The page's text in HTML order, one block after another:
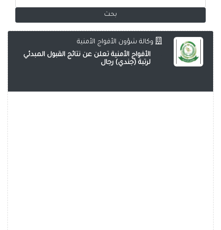
وكالة شؤون الأفواج الأمنية
الأفواج الأمنية تعلن عن نتائج القبول المبدئي
لرتبة (جندي) رجال